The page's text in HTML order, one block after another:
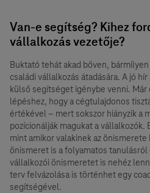
Van-e segítség? Kihez
vállalkozás vezetője?
Buktató tehát akad bőven,
családi vállalkozás átadására. A jó
külső segítséget igénybe venni. Már
lépéshez, hogy a cégtulajdonos
értékével – mert sokszor hiányzik a
pozícionálják magukat a vállalkozók.
mint amikor valakinek az
önismeret is a folyamatos
vállalkozói önismeretet is nehéz
terv felvázolása is történhet egy
segítségével.